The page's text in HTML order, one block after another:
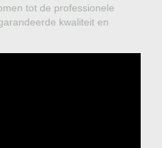
tot de professionele
kwaliteit en